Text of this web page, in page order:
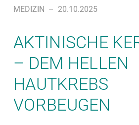
MEDIZIN – 20.10.2025
AKTINISCHE
– DEM HELLEN
HAUTKREBS
VORBEUGEN